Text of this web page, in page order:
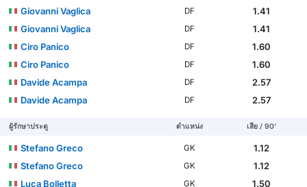
Giovanni Vaglica
DF
1.41
Giovanni Vaglica
DF
1.41
Ciro Panico
DF
1.60
Ciro Panico
DF
1.60
Davide Acampa
DF
2.57
Davide Acampa
DF 2.57
ผู้รักษาประตู ตำแหน่ง เสีย / 90'
Stefano Greco GK
1.12
Stefano Greco
GK
1.12
Luca Bolletta
GK
1.50